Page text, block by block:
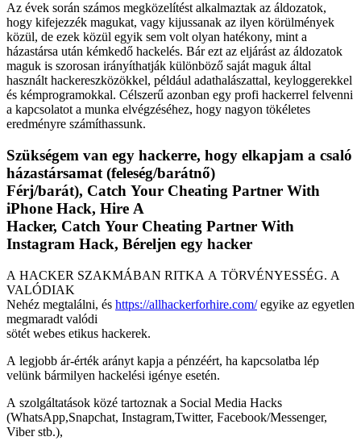
Az évek során számos megközelítést alkalmaztak az áldozatok,
hogy kifejezzék magukat, vagy kijussanak az ilyen körülmények
közül, de ezek közül egyik sem volt olyan hatékony, mint a
házastársa után kémkedő hackelés. Bár ezt az eljárást az áldozatok
maguk is szorosan irányíthatják különböző saját maguk által
használt hackereszközökkel, például adathalászattal, keyloggerekkel
és kémprogramokkal. Célszerű azonban egy profi hackerrel felvenni
a kapcsolatot a munka elvégzéséhez, hogy nagyon tökéletes
eredményre számíthassunk.
Szükségem van egy hackerre, hogy elkapjam a csaló
házastársamat (feleség/barátnő)
Férj/barát), Catch Your Cheating Partner With
iPhone Hack, Hire A
Hacker, Catch Your Cheating Partner With
Instagram Hack, Béreljen egy hacker
A HACKER SZAKMÁBAN RITKA A TÖRVÉNYESSÉG. A
VALÓDIAK
Nehéz megtalálni, és https://allhackerforhire.com/egyike az egyetlen
megmaradt valódi
sötét webes etikus hackerek.
A legjobb ár-érték arányt kapja a pénzéért, ha kapcsolatba lép
velünk bármilyen hackelési igénye esetén.
A szolgáltatások közé tartoznak a Social Media Hacks
(WhatsApp,Snapchat, Instagram,Twitter, Facebook/Messenger,
Viber stb.),